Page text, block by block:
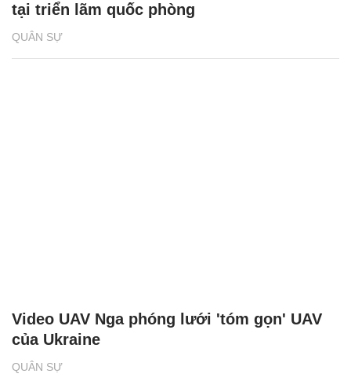
QUÂN SỰ
tại triển lãm quốc phòng
QUÂN SỰ
Video UAV Nga phóng lưới 'tóm gọn' UAV
của Ukraine